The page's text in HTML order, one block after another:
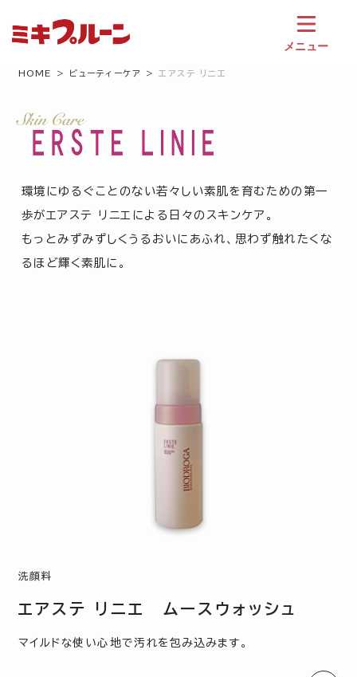
メニュー
HOME ビューティーケア エアステ リニエ
環境にゆるぐことのない若々しい素肌を育むための第一
歩がエアステ リニエによる日々のスキンケア。
もっとみずみずしくうるおいにあふれ、思わず触れたくな
るほど輝く素肌に。
洗顔料
エアステ リニエ ムースウォッシュ
マイルドな使い心地で汚れを包み込みます。